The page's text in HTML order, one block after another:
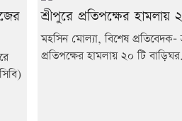
শ্রীপুরে প্রতিপক্ষের হামলায়
মহসিন মোল্যা, বিশেষ প্রতিবেদক-
প্রতিপক্ষের হামলায় ২০ টি